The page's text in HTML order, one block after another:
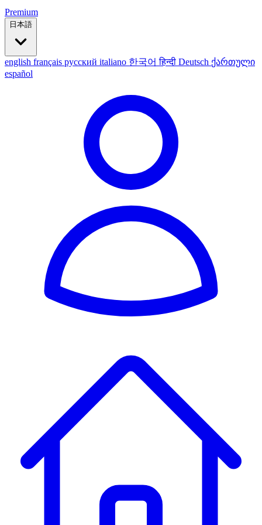
Premium
日本語
english français русский italiano 한국어हिन्दी Deutsch ქართული
español